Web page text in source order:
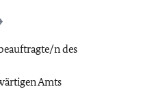
n des
Amts